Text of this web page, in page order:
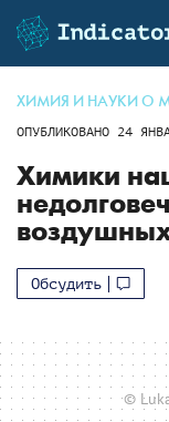
ХИМИЯ И НАУКИ О
ОПУБЛИКОВАНО 24
Химики
Обсудить
©